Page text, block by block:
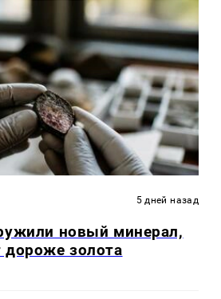
5 дней назад
новый минерал,
дороже золота